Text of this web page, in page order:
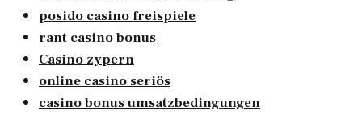
posido casino freispiele
rant casino bonus
Casino zypern
online casino seriös
casino bonus umsatzbedingungen